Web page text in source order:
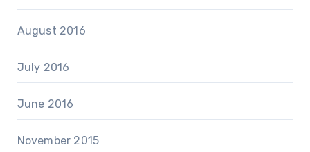
August 2016
July 2016
June 2016
November 2015